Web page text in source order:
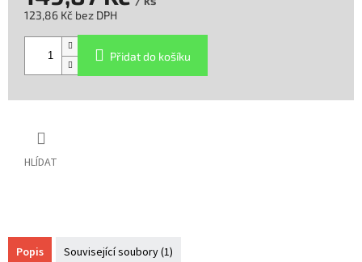
HLÍDAT
123,86 Kč bez DPH
Přidat do košíku
Popis Související soubory (1)